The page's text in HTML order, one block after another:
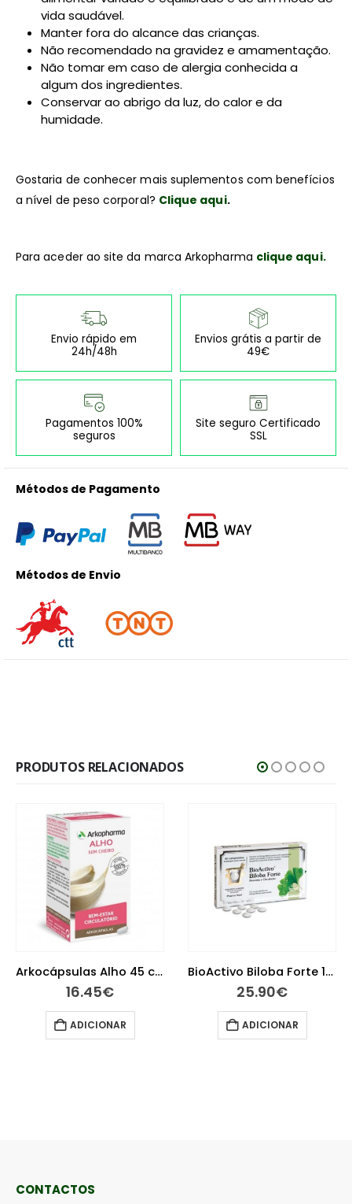
vida saudável.
Manter fora do alcance das crianças.
Não recomendado na gravidez e amamentação.
Não tomar em caso de alergia conhecida a
algum dos ingredientes.
Conservar ao abrigo da luz, do calor e da
humidade.
Gostaria de conhecer mais suplementos com benefícios
a nível de peso corporal? Clique aqui.
Para aceder ao site da marca Arkopharma clique aqui.
Envio rápido em
24h/48h
Envios grátis a partir de
49€
Pagamentos 100%
seguros
Site seguro Certificado
SSL
Métodos de Pagamento
Métodos de Envio
PRODUTOS RELACIONADOS
Arkocápsulas Alho 45 cápsulas
16.45€
ADICIONAR
BioActivo Biloba Forte 100 mg 60 Comprimidos
25.90€
ADICIONAR
CONTACTOS